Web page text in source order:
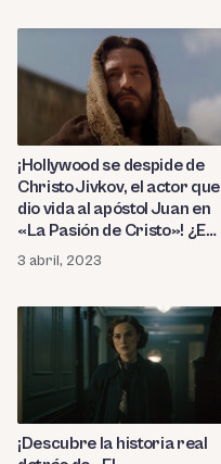
¡Hollywood se despide de
Christo Jivkov, el actor que
dio vida al apóstol Juan en
«La Pasión de Cristo»! ¿En
cuáles plataformas puedo
recordar su memorable
3 abril, 2023
¡Descubre la historia real